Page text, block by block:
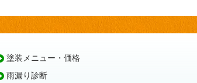
塗装メニュー・価格
雨漏り診断